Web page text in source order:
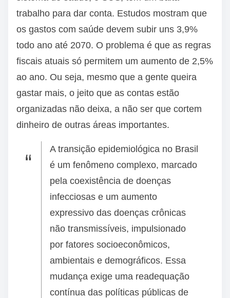
trabalho para dar conta. Estudos mostram que
os gastos com saúde devem subir uns 3,9%
todo ano até 2070. O problema é que as regras
fiscais atuais só permitem um aumento de 2,5%
ao ano. Ou seja, mesmo que a gente queira
gastar mais, o jeito que as contas estão
organizadas não deixa, a não ser que cortem
dinheiro de outras áreas importantes.
A transição epidemiológica no Brasil
é um fenômeno complexo, marcado
pela coexistência de doenças
infecciosas e um aumento
expressivo das doenças crônicas
não transmissíveis, impulsionado
por fatores socioeconômicos,
ambientais e demográficos. Essa
mudança exige uma readequação
contínua das políticas públicas de